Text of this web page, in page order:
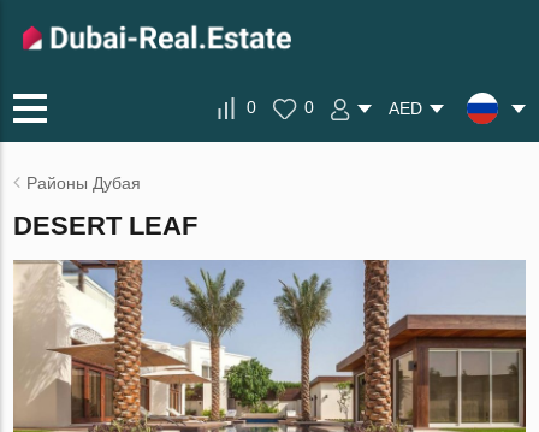
0 0 AED
Районы Дубая
DESERT LEAF